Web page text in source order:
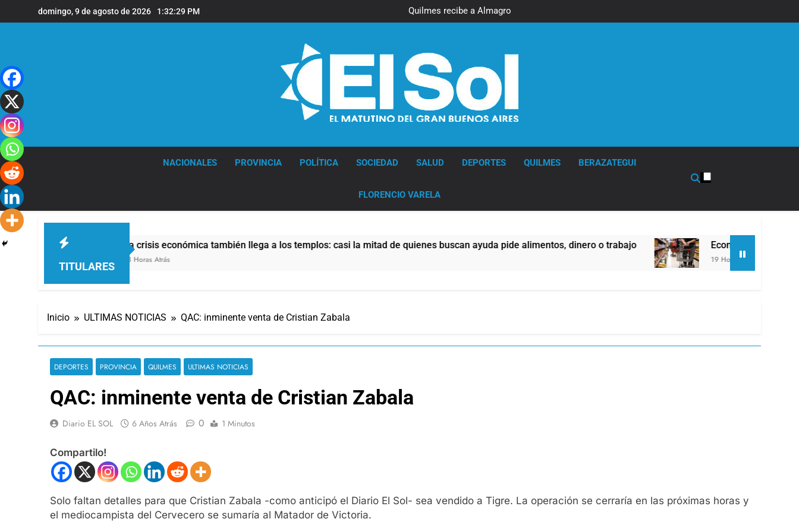
al
domingo, 9 de agosto de 2026 1:32:29 PM
Quilmes recibe a Almagro con
la mira puesta en el Reducido
NACIONALES PROVINCIA POLÍTICA SOCIEDAD SALUD DEPORTES QUILMES BERAZATEGUI
FLORENCIO VARELA
TITULARES
La crisis económica también llega a los templos: casi la mitad de quienes buscan ayuda pide alimentos, dinero o trabajo
13 Horas Atrás
Economía en dos
19 Horas Atrás
Inicio ULTIMAS NOTICIAS QAC: inminente venta de Cristian Zabala
DEPORTES PROVINCIA QUILMES ULTIMAS NOTICIAS
QAC: inminente venta de Cristian Zabala
Diario EL SOL 6 Años Atrás 0 1 Minutos
Compartilo!
Solo faltan detalles para que Cristian Zabala -como anticipó el Diario El Sol- sea vendido a Tigre. La operación se cerraría en las próximas horas y
el mediocampista del Cervecero se sumaría al Matador de Victoria.